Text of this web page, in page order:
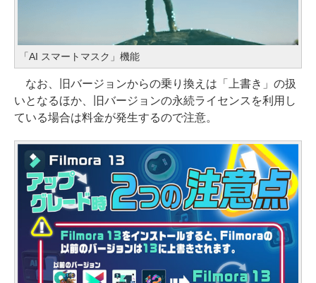
「AI スマートマスク」機能
なお、旧バージョンからの乗り換えは「上書き」の扱
いとなるほか、旧バージョンの永続ライセンスを利用し
ている場合は料金が発生するので注意。